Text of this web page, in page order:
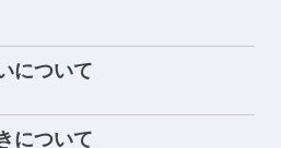
について
について